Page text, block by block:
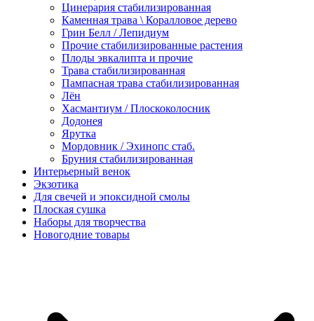
Цинерария стабилизированная
Каменная трава \ Коралловое дерево
Грин Белл / Лепидиум
Прочие стабилизированные растения
Плоды эвкалипта и прочие
Трава стабилизированная
Пампасная трава стабилизированная
Лён
Хасмантиум / Плоскоколосник
Додонея
Ярутка
Мордовник / Эхинопс стаб.
Бруния стабилизированная
Интерьерный венок
Экзотика
Для свечей и эпоксидной смолы
Плоская сушка
Наборы для творчества
Новогодние товары